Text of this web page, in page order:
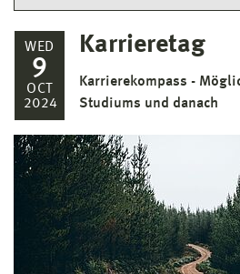
WED
9
OCT
2024
Karrieretag
Karrierekompass -
Studiums und danach